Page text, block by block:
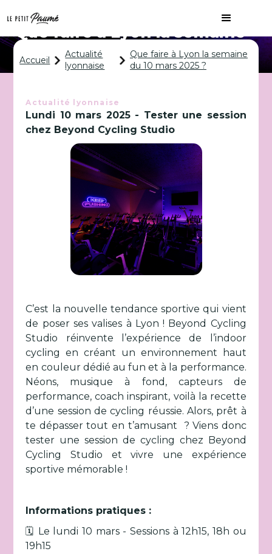
Que faire à Lyon la semaine
du 10 mars 2025 ?
Accueil
Actualité
lyonnaise
Que faire à Lyon la semaine
du 10 mars 2025 ?
Actualité lyonnaise
Lundi 10 mars 2025 - Tester une session
chez Beyond Cycling Studio
C’est la nouvelle tendance sportive qui vient
de poser ses valises à Lyon ! Beyond Cycling
Studio réinvente l’expérience de l’indoor
cycling en créant un environnement haut
en couleur dédié au fun et à la performance.
Néons, musique à fond, capteurs de
performance, coach inspirant, voilà la recette
d’une session de cycling réussie. Alors, prêt à
te dépasser tout en t’amusant ? Viens donc
tester une session de cycling chez Beyond
Cycling Studio et vivre une expérience
sportive mémorable !
Informations pratiques :
🗓️ Le lundi 10 mars - Sessions à 12h15, 18h ou
19h15